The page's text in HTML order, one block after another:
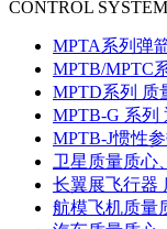
CONTROL SYSTEM
MPTA系列弹
MPTB/MPTC
MPTD系列 质
MPTB-G 系列
MPTB-J惯性
卫星质量质心
长翼展飞行器
航模飞机质量